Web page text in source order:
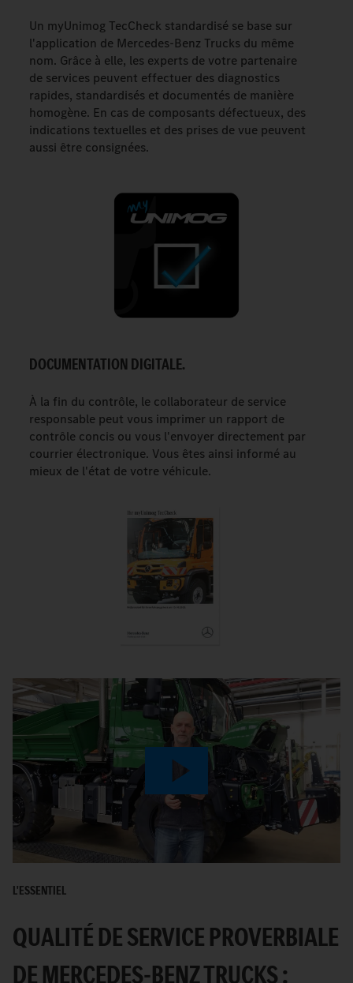
Un myUnimog TecCheck standardisé se base sur
l'application de Mercedes-Benz Trucks du même
nom. Grâce à elle, les experts de votre partenaire
de services peuvent effectuer des diagnostics
rapides, standardisés et documentés de manière
homogène. En cas de composants défectueux, des
indications textuelles et des prises de vue peuvent
aussi être consignées.
DOCUMENTATION DIGITALE.
À la fin du contrôle, le collaborateur de service
responsable peut vous imprimer un rapport de
contrôle concis ou vous l'envoyer directement par
courrier électronique. Vous êtes ainsi informé au
mieux de l'état de votre véhicule.
Play
Video
L'ESSENTIEL
QUALITÉ DE SERVICE PROVERBIALE
DE MERCEDES-BENZ TRUCKS :